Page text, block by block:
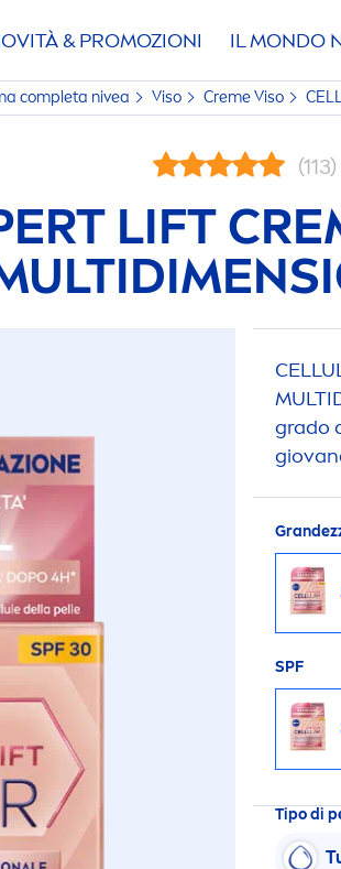
& PROMOZIONI IL MONDO
completa nivea Viso CremeViso
(113)
LIFT
MEN
grado
SPF
Tipo di